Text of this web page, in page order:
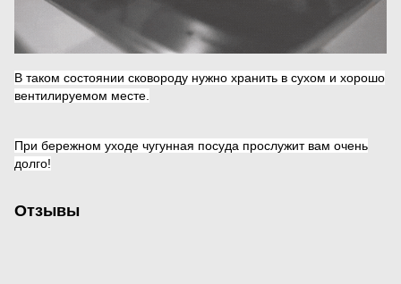
В таком состоянии сковороду нужно хранить в сухом и хорошо
вентилируемом месте.
При бережном уходе чугунная посуда прослужит вам очень
долго!
Отзывы